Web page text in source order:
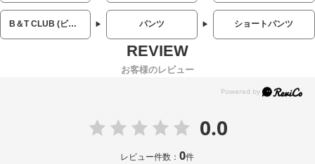
B＆T CLUB (ビーアンドティークラブ) パンツ ショートパンツ
お客様のレビュー
0.0
レビュー件数：0件